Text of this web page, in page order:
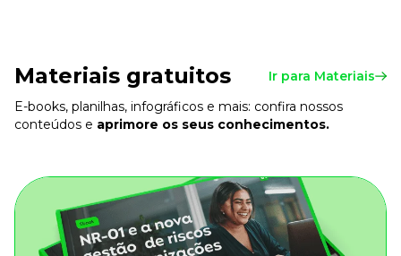
Materiais gratuitos
Ir para Materiais
E-books, planilhas, infográficos e mais: confira nossos
conteúdos e aprimore os seus conhecimentos.